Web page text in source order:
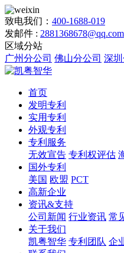
致电我们： 400-1688-019
发邮件 : 2881368678@qq.com
区域分站
广州分公司 佛山分公司 深圳
首页
发明专利
实用专利
外观专利
专利服务
无效宣告 专利权评估
国外专利
美国 欧盟 PCT
高新企业
资讯&支持
公司新闻 行业资讯 常
关于我们
凯粤智华 专利团队 企